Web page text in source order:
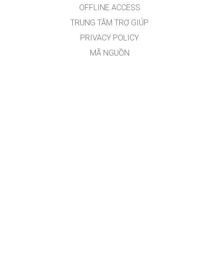
OFFLINE ACCESS
TRUNG TÂM TRỢ GIÚP
PRIVACY POLICY
MÃ NGUỒN